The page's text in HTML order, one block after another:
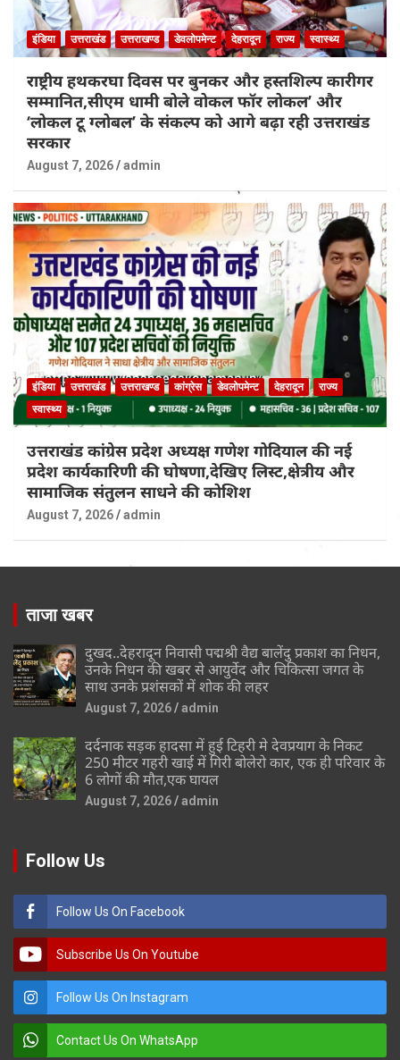
इंडिया उत्तराखंड उत्तराखण्ड डेवलोपमेन्ट देहरादून राज्य स्वास्थ्य
राष्ट्रीय हथकरघा दिवस पर बुनकर और हस्तशिल्प कारीगर
सम्मानित,सीएम धामी बोले वोकल फॉर लोकल’ और
‘लोकल टू ग्लोबल’ के संकल्प को आगे बढ़ा रही उत्तराखंड
सरकार
August 7, 2026 admin
इंडिया उत्तराखंड उत्तराखण्ड कांग्रेस डेवलोपमेन्ट देहरादून
राज्य
स्वास्थ्य
उत्तराखंड कांग्रेस प्रदेश अध्यक्ष गणेश गोदियाल की नई
प्रदेश कार्यकारिणी की घोषणा,देखिए लिस्ट,क्षेत्रीय और
सामाजिक संतुलन साधने की कोशिश
August 7, 2026 admin
ताजा खबर
दुखद..देहरादून निवासी पद्मश्री वैद्य बालेंदु प्रकाश का निधन,
उनके निधन की खबर से आयुर्वेद और चिकित्सा जगत के
साथ उनके प्रशंसकों में शोक की लहर
August 7, 2026 admin
दर्दनाक सड़क हादसा में हुई टिहरी मे देवप्रयाग के निकट
250 मीटर गहरी खाई में गिरी बोलेरो कार, एक ही परिवार के
6 लोगों की मौत,एक घायल
August 7, 2026 admin
Follow Us
Follow Us On Facebook
Subscribe Us On Youtube
Follow Us On Instagram
Contact Us On WhatsApp